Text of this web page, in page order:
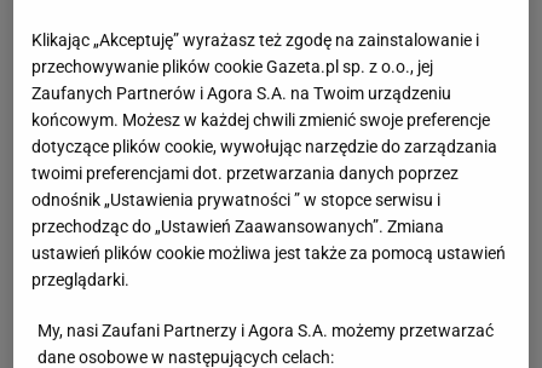
Klikając „Akceptuję” wyrażasz też zgodę na zainstalowanie i
przechowywanie plików cookie Gazeta.pl sp. z o.o., jej
Zaufanych Partnerów i Agora S.A. na Twoim urządzeniu
końcowym. Możesz w każdej chwili zmienić swoje preferencje
dotyczące plików cookie, wywołując narzędzie do zarządzania
twoimi preferencjami dot. przetwarzania danych poprzez
odnośnik „Ustawienia prywatności ” w stopce serwisu i
przechodząc do „Ustawień Zaawansowanych”. Zmiana
ustawień plików cookie możliwa jest także za pomocą ustawień
przeglądarki.
My, nasi Zaufani Partnerzy i Agora S.A. możemy przetwarzać
dane osobowe w następujących celach: